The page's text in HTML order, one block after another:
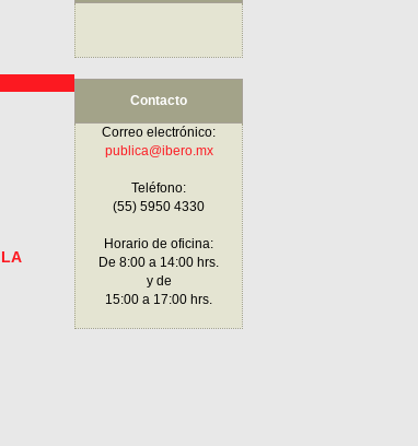
Contacto
Correo electrónico:
publica@ibero.mx
Teléfono:
(55) 5950 4330
Horario de oficina:
De 8:00 a 14:00 hrs.
y de
15:00 a 17:00 hrs.